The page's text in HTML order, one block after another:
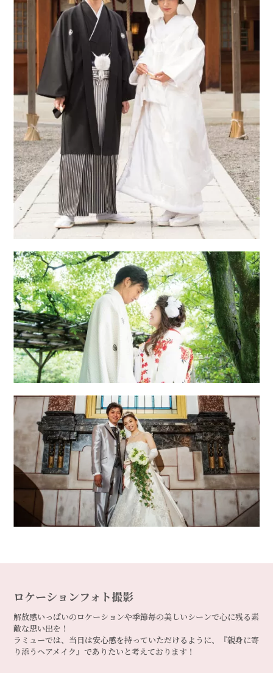
ロケーションフォト撮影
解放感いっぱいのロケーションや季節毎の美しいシーンで心に残る素
敵な思い出を！
ラミューでは、当日は安心感を持っていただけるように、『親身に寄
り添うヘアメイク』でありたいと考えております！